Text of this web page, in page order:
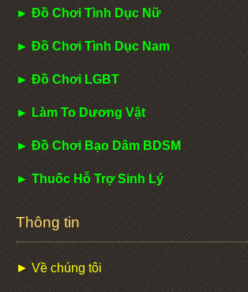
► Đồ Chơi Tình Dục Nữ
► Đồ Chơi Tình Dục Nam
► Đồ Chơi LGBT
► Làm To Dương Vật
► Đồ Chơi Bạo Dâm BDSM
► Thuốc Hỗ Trợ Sinh Lý
Thông tin
► Về chúng tôi